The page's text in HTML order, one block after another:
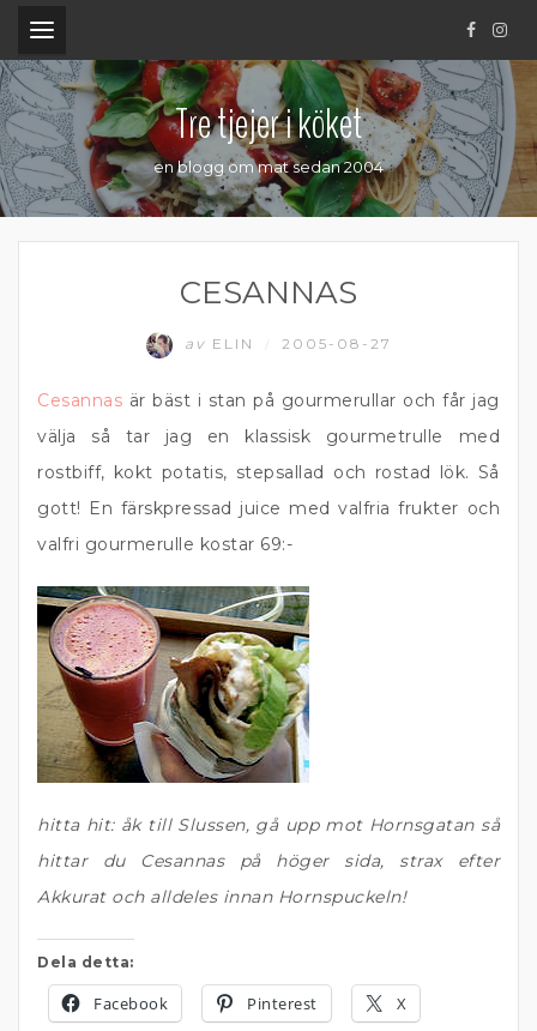
.
Tre tjejer i köket
en blogg om mat sedan 2004
CESANNAS
av ELIN 2005-08-27
Cesannas är bäst i stan på gourmerullar och får jag
välja så tar jag en klassisk gourmetrulle med
rostbiff, kokt potatis, stepsallad och rostad lök. Så
gott! En färskpressad juice med valfria frukter och
valfri gourmerulle kostar 69:-
hitta hit: åk till Slussen, gå upp mot Hornsgatan så
hittar du Cesannas på höger sida, strax efter
Akkurat och alldeles innan Hornspuckeln!
Dela detta:
Facebook Pinterest X